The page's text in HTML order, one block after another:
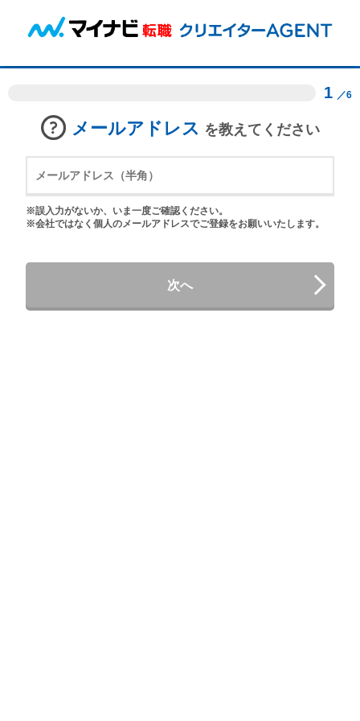
1 ／6
メールアドレス を教えてください
※誤入力がないか、いま一度ご確認ください。
※会社ではなく個人のメールアドレスでご登録をお願いいたします。
次へ